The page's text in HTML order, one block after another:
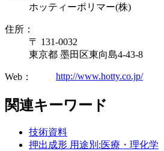
ホッティーポリマー(株)
住所：
〒 131-0032
東京都 墨田区東向島4-43-8
Web： http://www.hotty.co.jp/
関連キーワード
技術資料
押出成形 用途別:医療・理化学